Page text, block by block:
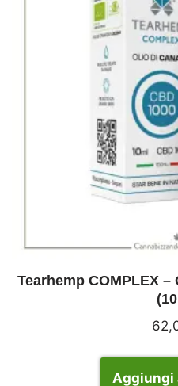
Tearhemp COMPLEX
Aggiungi